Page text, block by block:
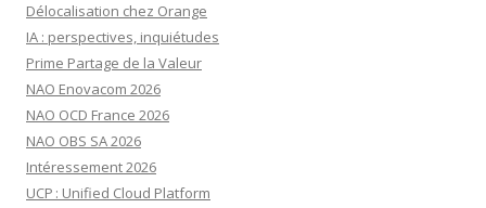
Délocalisation chez Orange
IA : perspectives, inquiétudes
Prime Partage de la Valeur
NAO Enovacom 2026
NAO OCD France 2026
NAO OBS SA 2026
Intéressement 2026
UCP : Unified Cloud Platform